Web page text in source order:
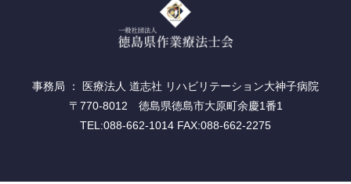
事務局 ： 医療法人 道志社 リハビリテーション大神子病院
〒770-8012 徳島県徳島市大原町余慶1番1
TEL:088-662-1014 FAX:088-662-2275